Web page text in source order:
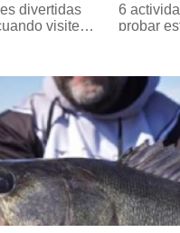
divertidas
visite
6
probar